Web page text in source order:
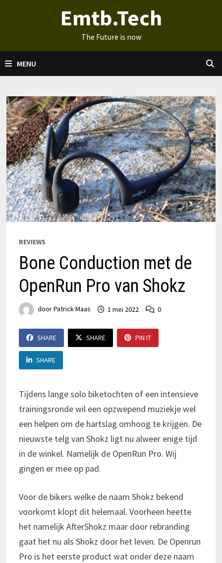
Emtb.Tech
The Future is now
MENU
REVIEWS
Bone Conduction met de
OpenRun Pro van Shokz
doorPatrick Maas 1 mei 2022 0
SHARE SHARE PIN IT
SHARE
Tijdens lange solo biketochten of een intensieve
trainingsronde wil een opzwepend muziekje wel
een helpen om de hartslag omhoog te krijgen. De
nieuwste telg van Shokz ligt nu alweer enige tijd
in de winkel. Namelijk de OpenRun Pro. Wij
gingen er mee op pad.
Voor de bikers welke de naam Shokz bekend
voorkomt klopt dit helemaal. Voorheen heette
het namelijk AfterShokz maar door rebranding
gaat het nu als Shokz door het leven. De Openrun
Pro is het eerste product wat onder deze naam